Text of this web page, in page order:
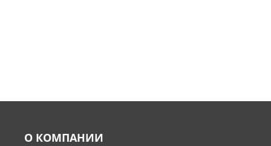
О КОМПАНИИ